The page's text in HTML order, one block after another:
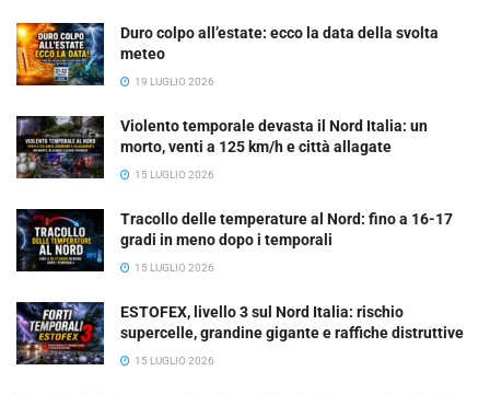
Duro colpo all’estate: ecco la data della svolta
meteo
19 LUGLIO 2026
Violento temporale devasta il Nord Italia: un
morto, venti a 125 km/h e città allagate
15 LUGLIO 2026
Tracollo delle temperature al Nord: fino a 16-17
gradi in meno dopo i temporali
15 LUGLIO 2026
ESTOFEX, livello 3 sul Nord Italia: rischio
supercelle, grandine gigante e raffiche distruttive
15 LUGLIO 2026